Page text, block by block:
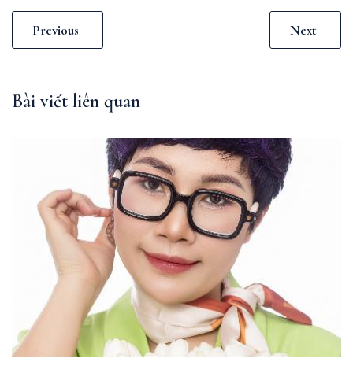
Previous Next
Bài viết liên quan